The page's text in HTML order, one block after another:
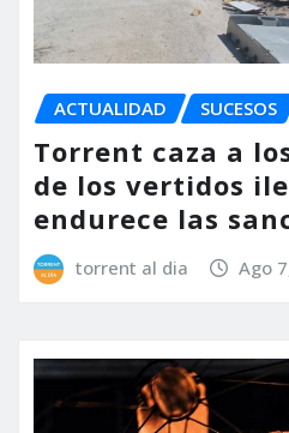
ACTUALIDAD SUCESOS
Torrent caza a
de los vertidos
endurece las
torrent al dia Ago